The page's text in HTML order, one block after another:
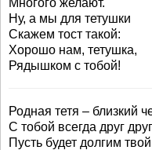
Многого желают.
Ну, а мы для тетушки
Скажем тост такой:
Хорошо нам, тетушка,
Рядышком с тобой!
Родная тетя – близкий
С тобой всегда друг
Пусть будет долгим